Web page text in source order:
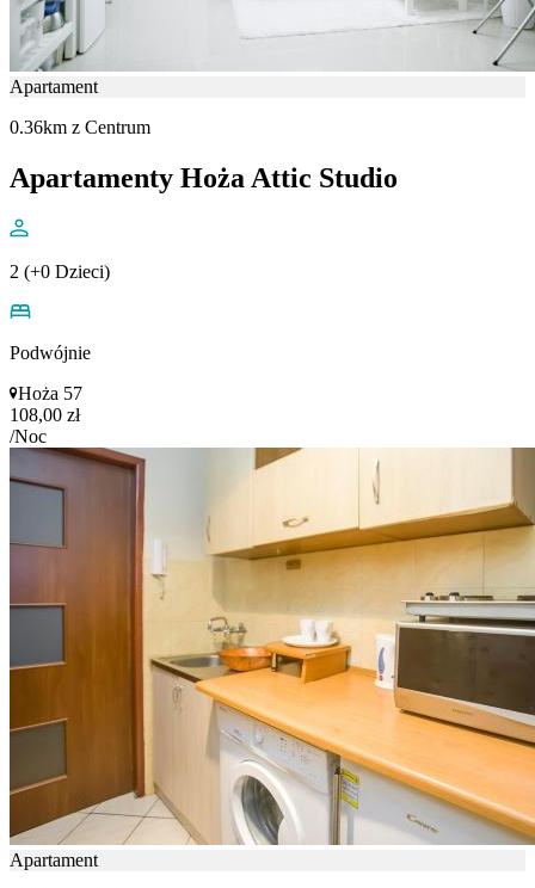
Apartament
0.36km z Centrum
Apartamenty Hoża Attic Studio
2 (+0 Dzieci)
Podwójnie
Hoża 57
108,00 zł
/Noc
Apartament